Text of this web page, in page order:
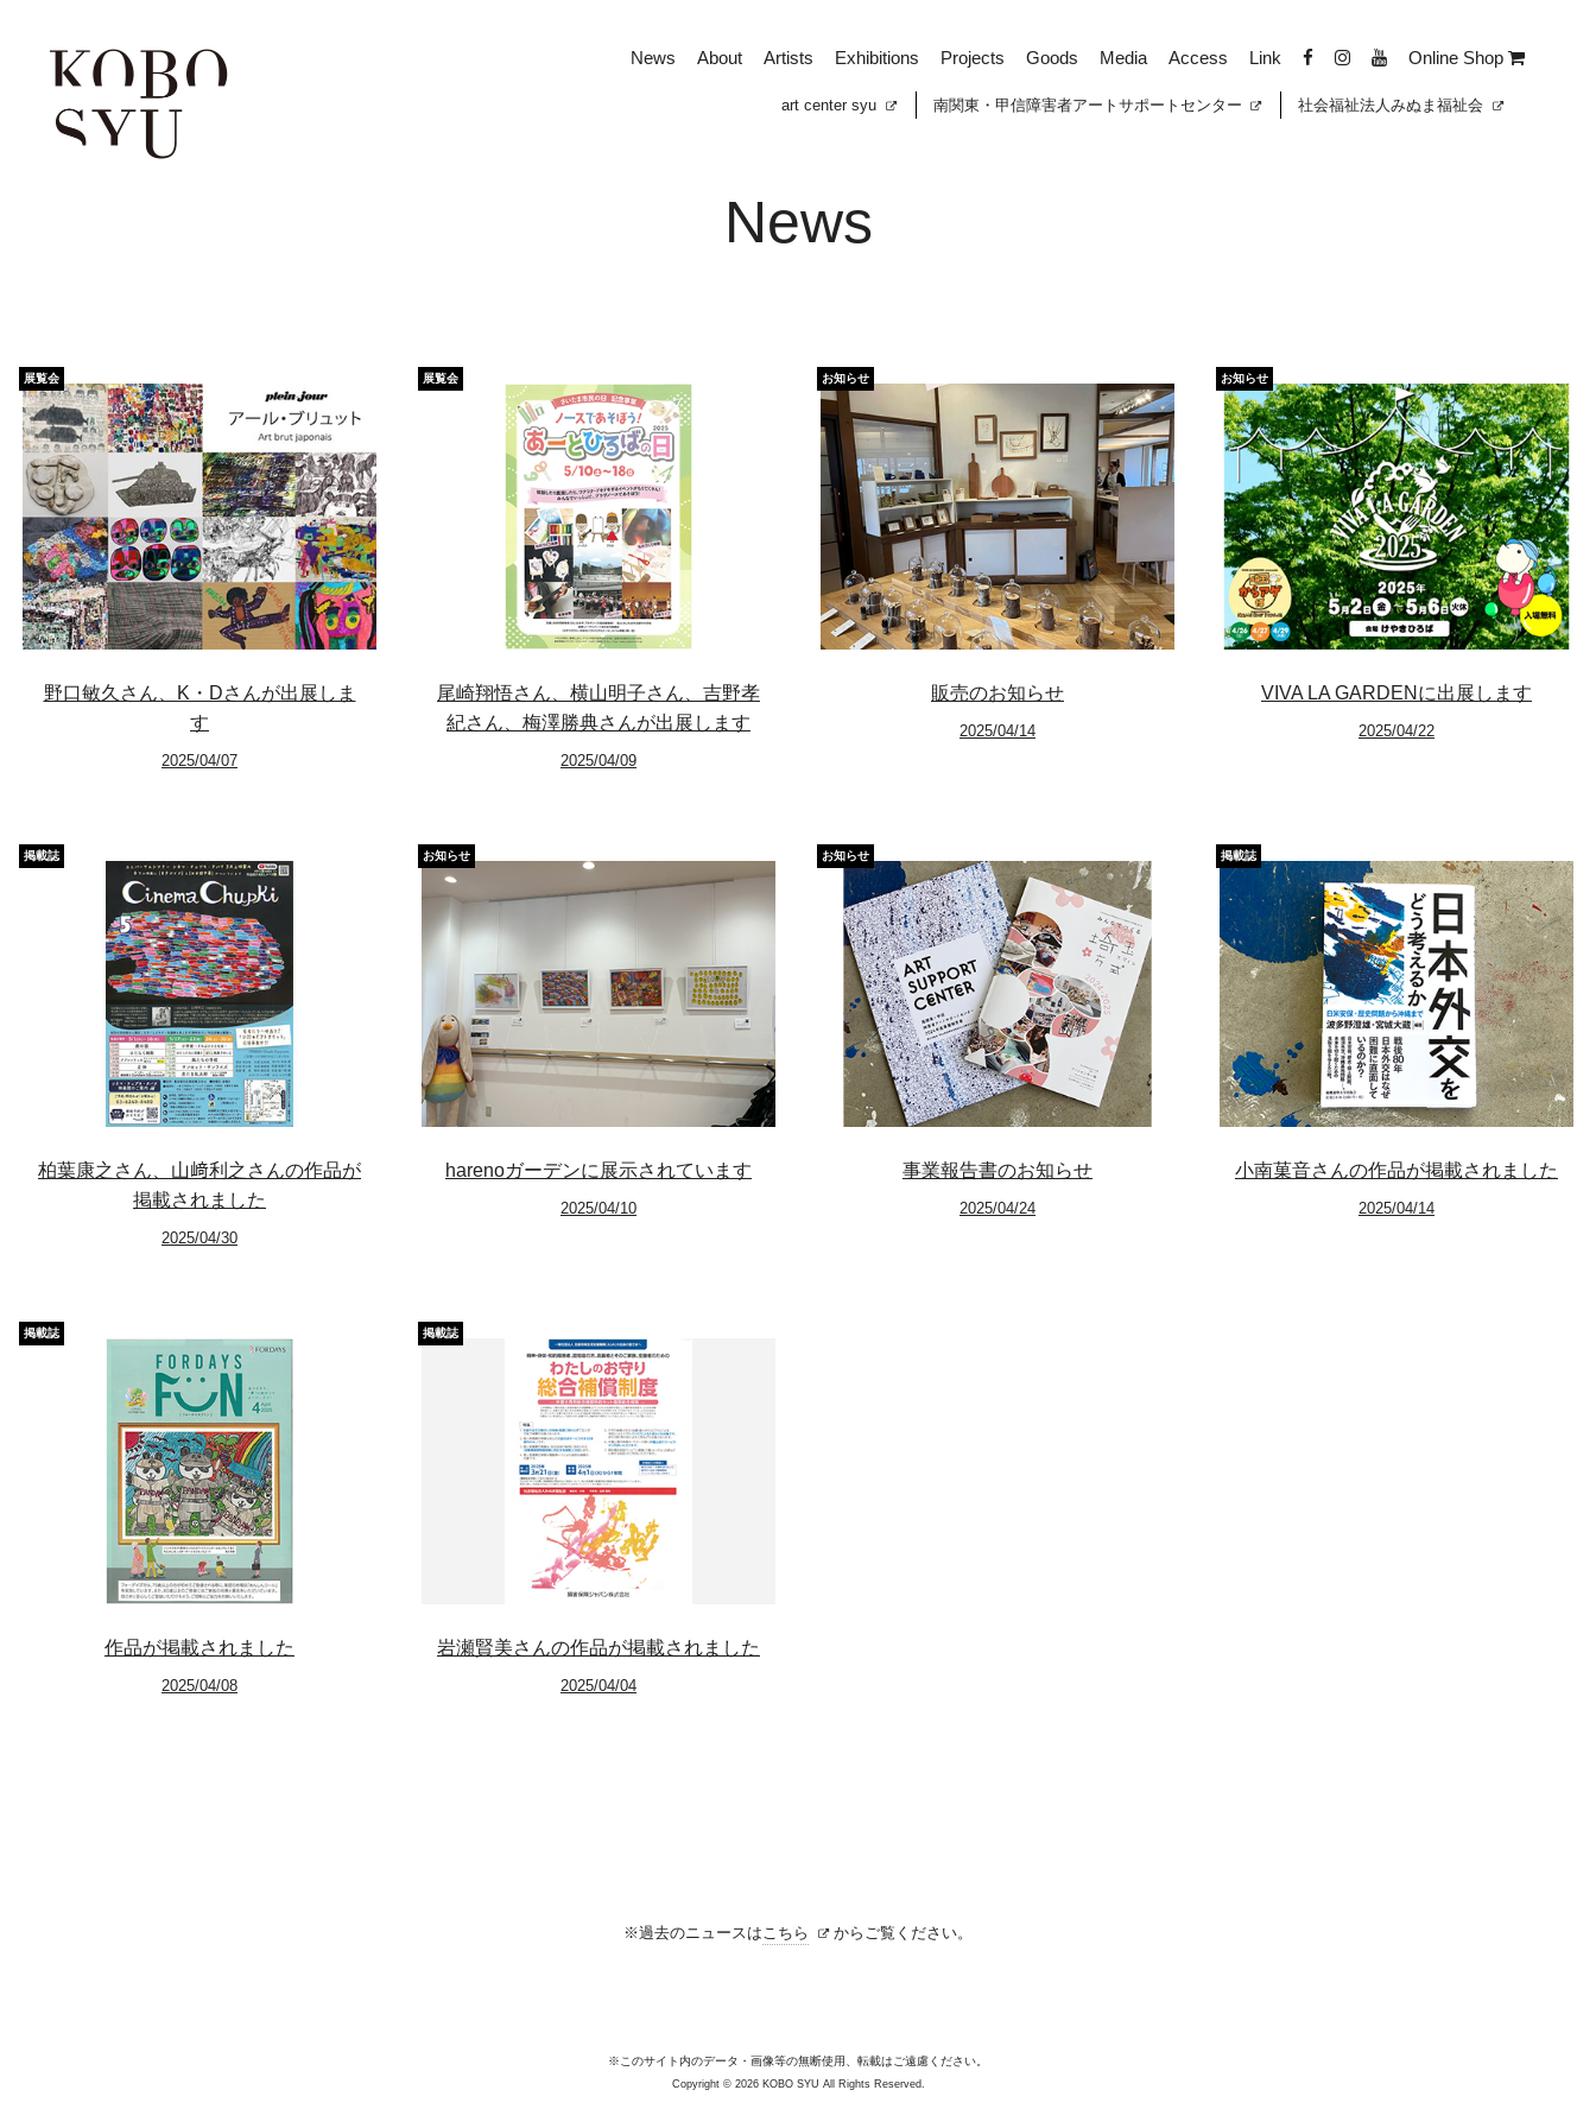
News About Artists Exhibitions Projects Goods Media Access Link Online Shop
art center syu 南関東・甲信障害者アートサポートセンター 社会福祉法人みぬま福祉会
News
Projects
Goods
Access
Link
News
展覧会
野口敏久さん、K・Dさんが出展しま
す
2025/04/07
展覧会
尾崎翔悟さん、横山明子さん、吉野孝
紀さん、梅澤勝典さんが出展します
2025/04/09
お知らせ
販売のお知らせ
2025/04/14
お知らせ
VIVA LA GARDENに出展します
2025/04/22
掲載誌
柏葉康之さん、山﨑利之さんの作品が
掲載されました
2025/04/30
お知らせ
harenoガーデンに展示されています
2025/04/10
お知らせ
事業報告書のお知らせ
2025/04/24
掲載誌
小南菓音さんの作品が掲載されました
2025/04/14
掲載誌
作品が掲載されました
2025/04/08
掲載誌
岩瀬賢美さんの作品が掲載されました
2025/04/04
※過去のニュースはこちら からご覧ください。
※このサイト内のデータ・画像等の無断使用、転載はご遠慮ください。
Copyright © 2026 KOBO SYU All Rights Reserved.